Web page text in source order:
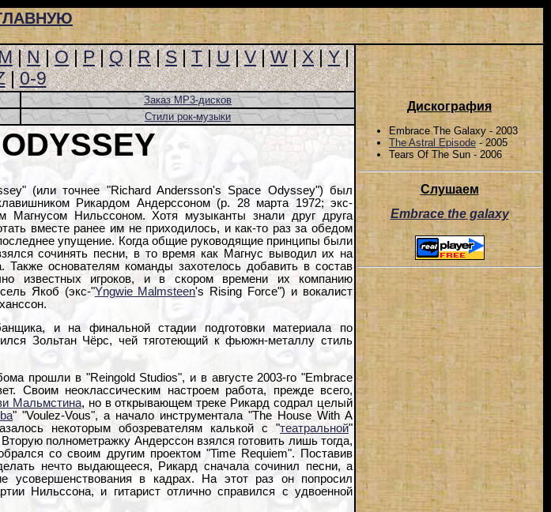
|N|O|P|Q|R|S|T|U|V|W|X|Y|
|0-9
Дискография
Embrace The Galaxy - 2003
The Astral Episode - 2005
Tears Of The Sun - 2006
Слушаем
Embrace the galaxy
Заказ MP3-дисков
Стили рок-музыки
(или точнее "Richard Andersson's Space Odyssey") был
Рикардом Андерссоном (р. 28 марта 1972; экс-
Магнусом Нильссоном. Хотя музыканты знали друг друга
вместе ранее им не приходилось, и как-то раз за обедом
упущение. Когда общие руководящие принципы были
сочинять песни, в то время как Магнус выводил их на
Также основателям команды захотелось добавить в состав
известных игроков, и в скором времени их компанию
Якоб (экс-"Yngwie Malmsteen's Rising Force") и вокалист
и на финальной стадии подготовки материала по
Зольтан Чёрс, чей тяготеющий к фьюжн-металлу стиль
прошли в "Reingold Studios", и в августе 2003-го "Embrace
Своим неоклассическим настроем работа, прежде всего,
Мальмстина, но в открывающем треке Рикард содрал целый
" "Voulez-Vous", а начало инструментала "The House With A
некоторым обозревателям калькой с "театральной"
полнометражку Андерссон взялся готовить лишь тогда,
со своим другим проектом "Time Requiem". Поставив
нечто выдающееся, Рикард сначала сочинил песни, а
усовершенствования в кадрах. На этот раз он попросил
Нильссона, и гитарист отлично справился с удвоенной